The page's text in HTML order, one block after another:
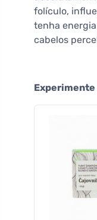
folículo,
tenha
cabelos